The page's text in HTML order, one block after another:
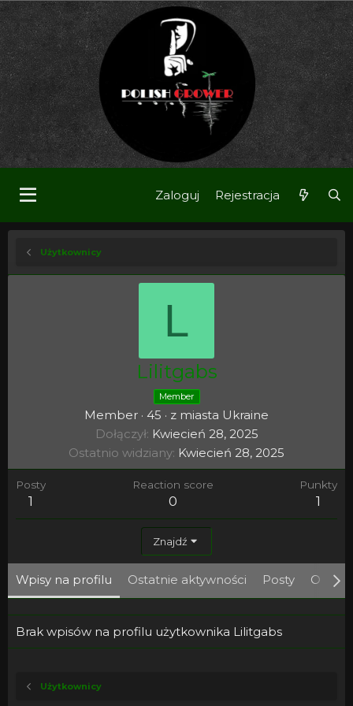
Zaloguj Rejestracja
Użytkownicy
L
Lilitgabs
Member
Member · 45 · z miasta Ukraine
Dołączył Kwiecień 28, 2025
Ostatnio widziany Kwiecień 28, 2025
Posty
1
Reaction score
0
Punkty
1
Znajdź
Wpisy na profilu Ostatnie aktywności Posty O
Brak wpisów na profilu użytkownika Lilitgabs
Użytkownicy